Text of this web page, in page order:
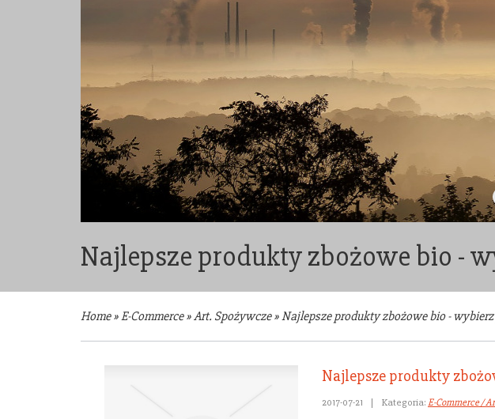
Najlepsze produkty zbożowe bio -
Home»E-Commerce»Art. Spożywcze»Najlepsze produkty zbożowe bio -
Najlepsze produkty
2017-07-21 | Kategoria:E-Commerce /